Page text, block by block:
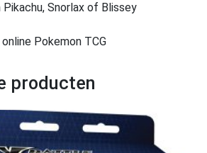
Snorlax of Blissey
Pokemon TCG
producten